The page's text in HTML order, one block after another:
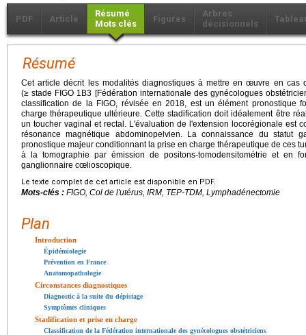
PDF Article
Résumé
Mots clés
Figures
Arbres
décisionnels
Résumé
Cet article décrit les modalités diagnostiques à mettre en œuvre en cas
(≥ stade FIGO 1B3 [Fédération internationale des gynécologues
classification de la FIGO, révisée en 2018, est un élément pronostique
charge thérapeutique ultérieure. Cette stadification doit idéalement être
un toucher vaginal et rectal. L'évaluation de l'extension locorégionale est
résonance magnétique abdominopelvien. La connaissance du statut
pronostique majeur conditionnant la prise en charge thérapeutique de ces
à la tomographie par émission de positons-tomodensitométrie et en
ganglionnaire cœlioscopique.
Le texte complet de cet article est disponible en PDF.
Mots-clés : FIGO, Col de l'utérus, IRM, TEP-TDM, Lymphadénectomie
Plan
Introduction
Épidémiologie
Prévention en France
Anatomopathologie
Circonstances diagnostiques
Diagnostic à la suite du dépistage
Symptômes cliniques
Stadification et prise en charge
Classification de la Fédération internationale des gynécologues obstétriciens